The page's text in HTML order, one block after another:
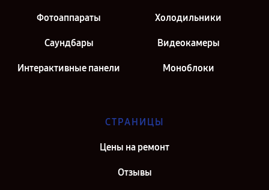
Фотоаппараты Холодильники
Саундбары Видеокамеры
Интерактивные панели Моноблоки
СТРАНИЦЫ
Цены на ремонт
Отзывы